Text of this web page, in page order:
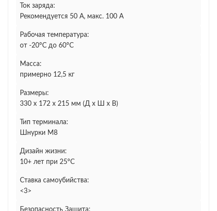
Ток заряда:
Рекомендуется 50 А, макс. 100 А
Рабочая температура:
от -20°С до 60°С
Масса:
примерно 12,5 кг
Размеры:
330 x 172 x 215 мм (Д x Ш x В)
Тип терминала:
Шнурки M8
Дизайн жизни:
10+ лет при 25°C
Ставка самоубийства:
<3>
Безопасность Защита: